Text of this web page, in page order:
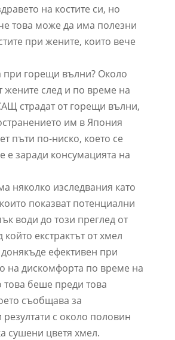
на костите си, но
това може да има полезни
при жените, които вече
при горещи вълни? Около
жените след и по време на
страдат от горещи вълни,
им в Япония
пъти по-ниско, което се
е заради консумацията на
няколко изследвания като
показват потенциални
води до този преглед от
който екстрактът от хмел
ефективен при
на дискомфорта по време на
това беше преди това
съобщава за
с около половин
сушени цветя хмел.